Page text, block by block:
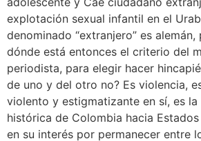
explotación sexual infantil en el
denominado “extranjero” es
dónde está entonces el criterio del
periodista, para elegir hacer
de uno y del otro no? Es violencia,
violento y estigmatizante en sí, es la
histórica de Colombia hacia
en su interés por permanecer entre